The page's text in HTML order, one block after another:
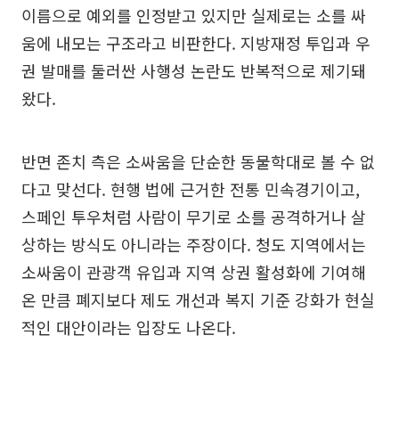
이름으로 예외를 인정받고 있지만 실제로는 소를 싸
움에 내모는 구조라고 비판한다. 지방재정 투입과 우
권 발매를 둘러싼 사행성 논란도 반복적으로 제기돼
왔다.
반면 존치 측은 소싸움을 단순한 동물학대로 볼 수 없
다고 맞선다. 현행 법에 근거한 전통 민속경기이고,
스페인 투우처럼 사람이 무기로 소를 공격하거나 살
상하는 방식도 아니라는 주장이다. 청도 지역에서는
소싸움이 관광객 유입과 지역 상권 활성화에 기여해
온 만큼 폐지보다 제도 개선과 복지 기준 강화가 현실
적인 대안이라는 입장도 나온다.